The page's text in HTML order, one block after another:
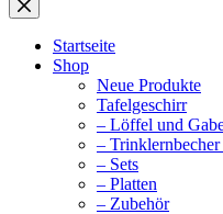
Startseite
Shop
Neue Produkte
Tafelgeschirr
– Löffel und
–
– Sets
– Platten
– Zubehör